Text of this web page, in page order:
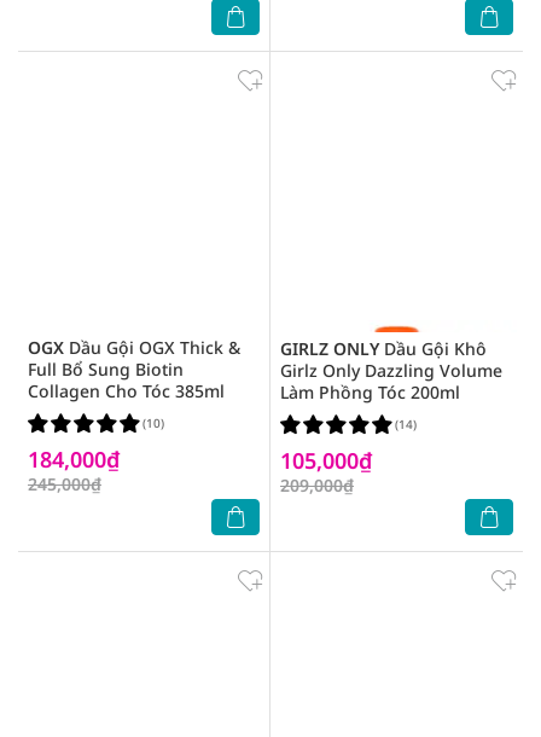
OGX Dầu Gội OGX Thick &
Full Bổ Sung Biotin
Collagen Cho Tóc 385ml
184,000₫
245,000₫
(10)
GIRLZ ONLYDầu Gội Khô
Girlz Only Dazzling Volume
Làm Phồng Tóc 200ml
105,000₫
209,000₫
(14)